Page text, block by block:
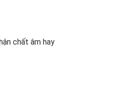
chất âm hay